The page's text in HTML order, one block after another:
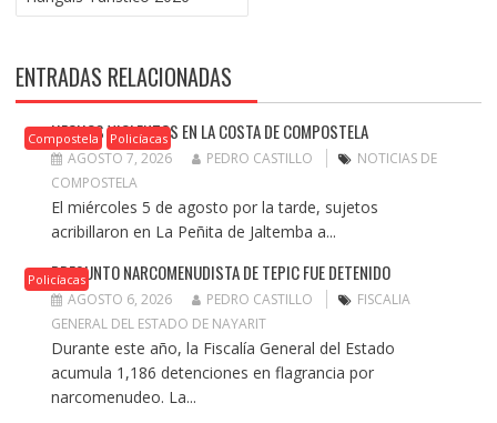
ENTRADAS RELACIONADAS
Compostela Policíacas
HECHOS VIOLENTOS EN LA COSTA DE COMPOSTELA
AGOSTO 7, 2026 PEDRO CASTILLO
NOTICIAS DE
COMPOSTELA
El miércoles 5 de agosto por la tarde, sujetos
acribillaron en La Peñita de Jaltemba a...
Policíacas
PRESUNTO NARCOMENUDISTA DE TEPIC FUE DETENIDO
AGOSTO 6, 2026 PEDRO CASTILLO
FISCALIA
GENERAL DEL ESTADO DE NAYARIT
Durante este año, la Fiscalía General del Estado
acumula 1,186 detenciones en flagrancia por
narcomenudeo. La...